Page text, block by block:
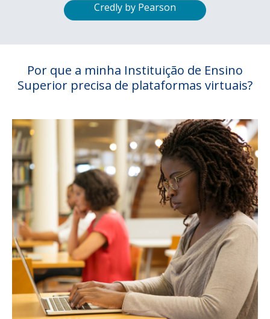
Credly by Pearson
Por que a minha Instituição de Ensino
Superior precisa de plataformas virtuais?